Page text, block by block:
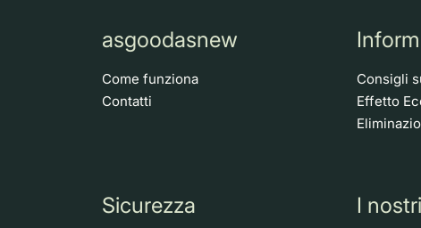
asgoodasnew
Come funziona
Contatti
Consigli
Effetto
Sicurezza I